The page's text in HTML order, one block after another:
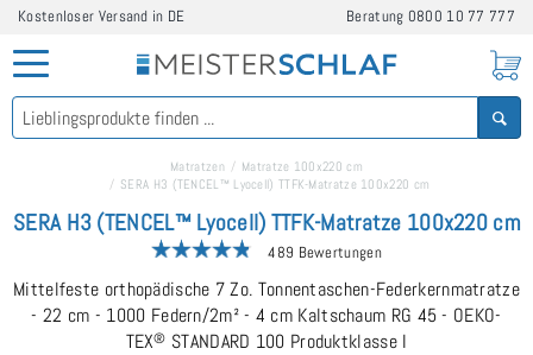
Kostenloser Versand in DE Beratung 0800 10 77 777
Matratzen
Matratze 100x220 cm
SERA H3 (TENCEL™ Lyocell) TTFK-Matratze 100x220 cm
SERA H3 (TENCEL™ Lyocell) TTFK-Matratze 100x220 cm
489 Bewertungen
Mittelfeste orthopädische 7 Zo. Tonnentaschen-Federkernmatratze
- 22 cm - 1000 Federn/2m² - 4 cm Kaltschaum RG 45 - OEKO-
TEX® STANDARD 100 Produktklasse I